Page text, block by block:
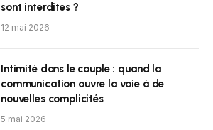
sont interdites ?
12 mai 2026
Intimité dans le couple : quand la
communication ouvre la voie à de
nouvelles complicités
5 mai 2026